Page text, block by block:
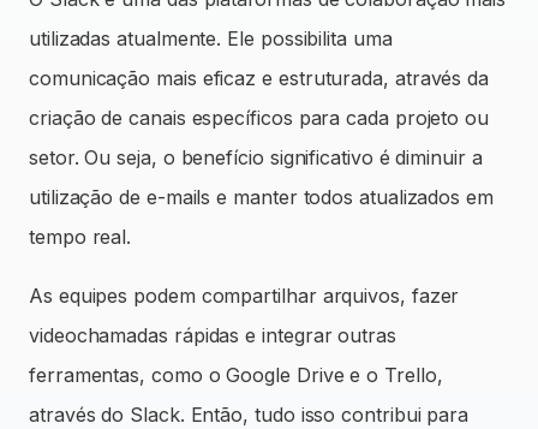
utilizadas atualmente. Ele possibilita uma
comunicação mais eficaz e estruturada, através da
criação de canais específicos para cada projeto ou
setor. Ou seja, o benefício significativo é diminuir a
utilização de e-mails e manter todos atualizados em
tempo real.
As equipes podem compartilhar arquivos, fazer
videochamadas rápidas e integrar outras
ferramentas, como o Google Drive e o Trello,
através do Slack. Então, tudo isso contribui para